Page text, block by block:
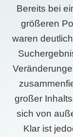
Bereits bei
größeren
waren
großer
sich von
Klar ist